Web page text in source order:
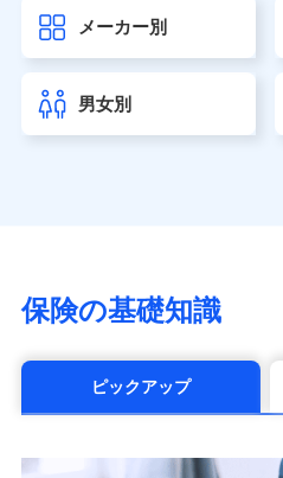
seimei.co.jp）
チューリッヒ生命保険株式
東京海上日動あんしん生命
（https://www.tmn-
マニュライフ生命保険株式会
（https://www.manulife.co.jp/
（https://www.msa-life.co.jp/
メットライフ生命株式会社
メーカー別
男女別
保険の基礎知識
ピックアップ